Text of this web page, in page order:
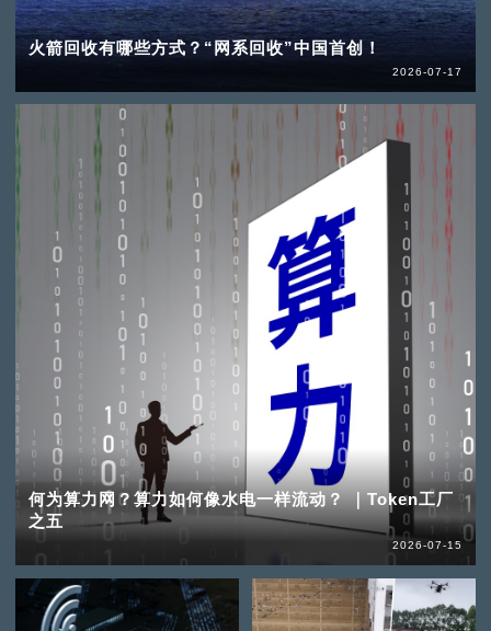
火箭回收有哪些方式？“网系回收”中国首创！
2026-07-17
何为算力网？算力如何像水电一样流动？ ｜Token工厂
之五
2026-07-15